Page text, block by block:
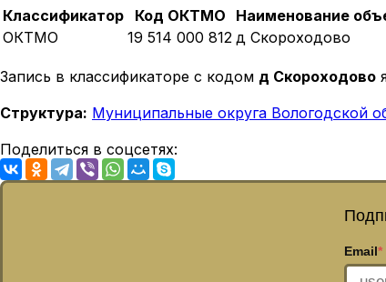
Классификатор
Код ОКТМО Наименование
ОКТМО
19 514 000 812 д Скороходово
Запись в классификаторе с кодом д Скороходово
Структура: Муниципальные округа Вологодской
Поделиться в соцсетях:
Email*